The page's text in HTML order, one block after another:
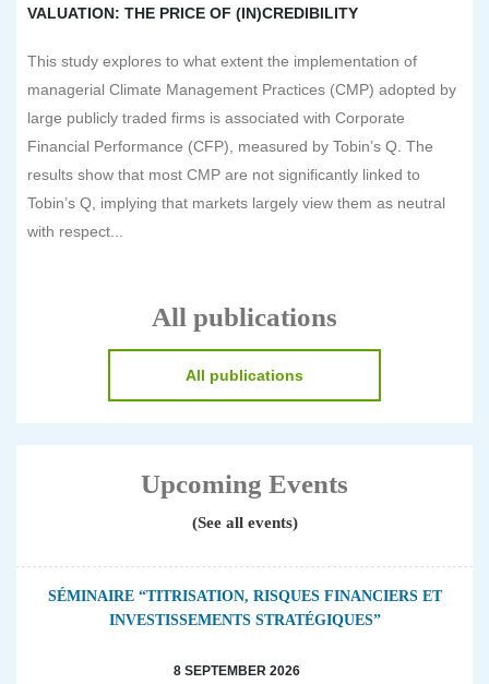
VALUATION: THE PRICE OF (IN)CREDIBILITY
This study explores to what extent the implementation of
managerial Climate Management Practices (CMP) adopted by
large publicly traded firms is associated with Corporate
Financial Performance (CFP), measured by Tobin’s Q. The
results show that most CMP are not significantly linked to
Tobin’s Q, implying that markets largely view them as neutral
with respect...
All publications
All publications
Upcoming Events
(See all events)
SÉMINAIRE “TITRISATION, RISQUES FINANCIERS ET
INVESTISSEMENTS STRATÉGIQUES”
8 SEPTEMBER 2026